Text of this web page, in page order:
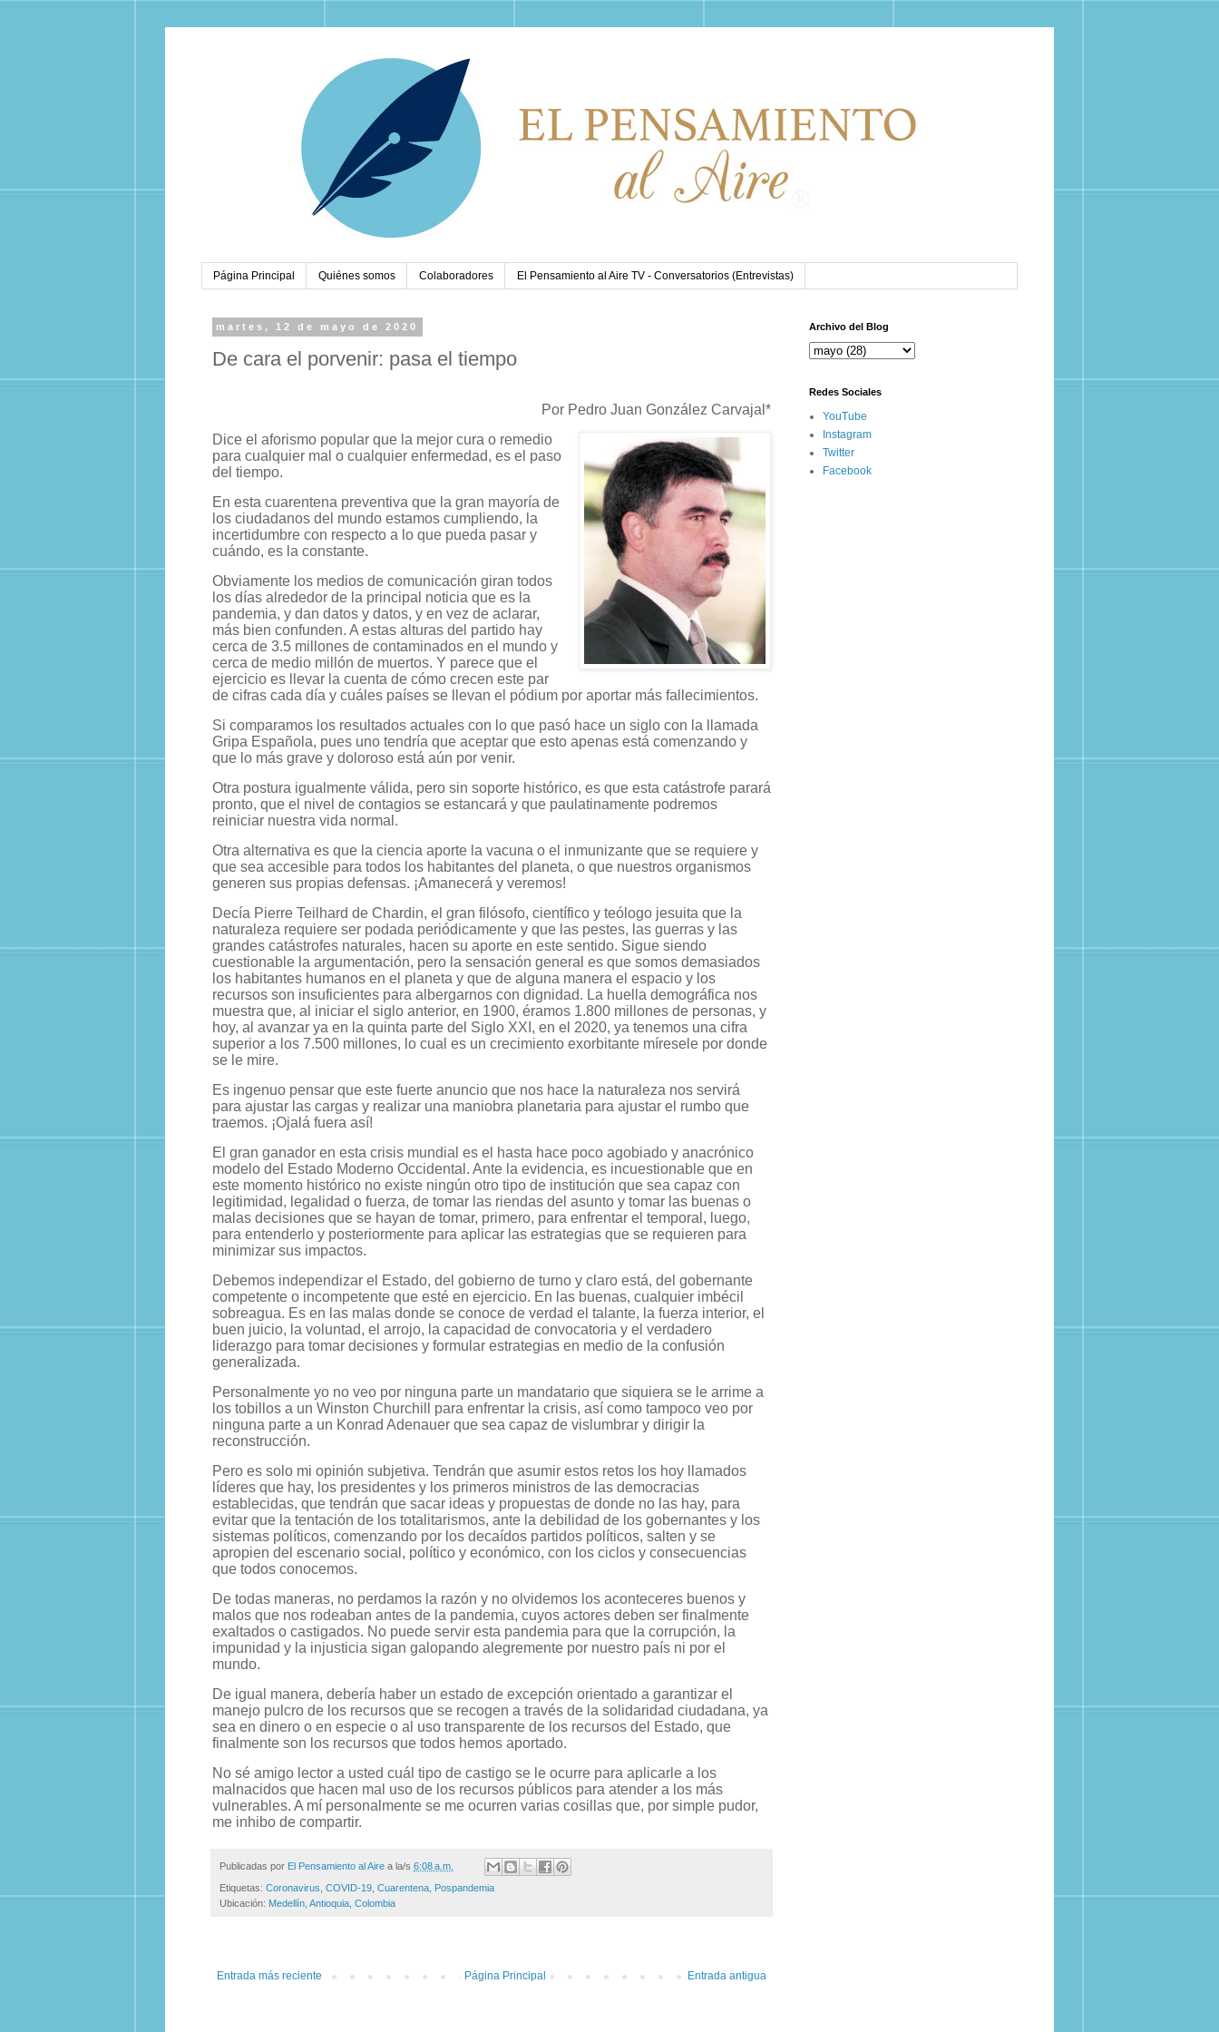
Página Principal Quiénes somos Colaboradores El Pensamiento al Aire TV - Conversatorios (Entrevistas)
martes, 12 de mayo de 2020
De cara el porvenir: pasa el tiempo
Por Pedro Juan González Carvajal*
Dice el aforismo popular que la mejor cura o remedio
para cualquier mal o cualquier enfermedad, es el paso
del tiempo.
En esta cuarentena preventiva que la gran mayoría de
los ciudadanos del mundo estamos cumpliendo, la
incertidumbre con respecto a lo que pueda pasar y
cuándo, es la constante.
Obviamente los medios de comunicación giran todos
los días alrededor de la principal noticia que es la
pandemia, y dan datos y datos, y en vez de aclarar,
más bien confunden. A estas alturas del partido hay
cerca de 3.5 millones de contaminados en el mundo y
cerca de medio millón de muertos. Y parece que el
ejercicio es llevar la cuenta de cómo crecen este par
de cifras cada día y cuáles países se llevan el pódium por aportar más fallecimientos.
Si comparamos los resultados actuales con lo que pasó hace un siglo con la llamada
Gripa Española, pues uno tendría que aceptar que esto apenas está comenzando y
que lo más grave y doloroso está aún por venir.
Otra postura igualmente válida, pero sin soporte histórico, es que esta catástrofe parará
pronto, que el nivel de contagios se estancará y que paulatinamente podremos
reiniciar nuestra vida normal.
Otra alternativa es que la ciencia aporte la vacuna o el inmunizante que se requiere y
que sea accesible para todos los habitantes del planeta, o que nuestros organismos
generen sus propias defensas. ¡Amanecerá y veremos!
Decía Pierre Teilhard de Chardin, el gran filósofo, científico y teólogo jesuita que la
naturaleza requiere ser podada periódicamente y que las pestes, las guerras y las
grandes catástrofes naturales, hacen su aporte en este sentido. Sigue siendo
cuestionable la argumentación, pero la sensación general es que somos demasiados
los habitantes humanos en el planeta y que de alguna manera el espacio y los
recursos son insuficientes para albergarnos con dignidad. La huella demográfica nos
muestra que, al iniciar el siglo anterior, en 1900, éramos 1.800 millones de personas, y
hoy, al avanzar ya en la quinta parte del Siglo XXI, en el 2020, ya tenemos una cifra
superior a los 7.500 millones, lo cual es un crecimiento exorbitante míresele por donde
se le mire.
Es ingenuo pensar que este fuerte anuncio que nos hace la naturaleza nos servirá
para ajustar las cargas y realizar una maniobra planetaria para ajustar el rumbo que
traemos. ¡Ojalá fuera así!
El gran ganador en esta crisis mundial es el hasta hace poco agobiado y anacrónico
modelo del Estado Moderno Occidental. Ante la evidencia, es incuestionable que en
este momento histórico no existe ningún otro tipo de institución que sea capaz con
legitimidad, legalidad o fuerza, de tomar las riendas del asunto y tomar las buenas o
malas decisiones que se hayan de tomar, primero, para enfrentar el temporal, luego,
para entenderlo y posteriormente para aplicar las estrategias que se requieren para
minimizar sus impactos.
Debemos independizar el Estado, del gobierno de turno y claro está, del gobernante
competente o incompetente que esté en ejercicio. En las buenas, cualquier imbécil
sobreagua. Es en las malas donde se conoce de verdad el talante, la fuerza interior, el
buen juicio, la voluntad, el arrojo, la capacidad de convocatoria y el verdadero
liderazgo para tomar decisiones y formular estrategias en medio de la confusión
generalizada.
Personalmente yo no veo por ninguna parte un mandatario que siquiera se le arrime a
los tobillos a un Winston Churchill para enfrentar la crisis, así como tampoco veo por
ninguna parte a un Konrad Adenauer que sea capaz de vislumbrar y dirigir la
reconstrucción.
Pero es solo mi opinión subjetiva. Tendrán que asumir estos retos los hoy llamados
líderes que hay, los presidentes y los primeros ministros de las democracias
establecidas, que tendrán que sacar ideas y propuestas de donde no las hay, para
evitar que la tentación de los totalitarismos, ante la debilidad de los gobernantes y los
sistemas políticos, comenzando por los decaídos partidos políticos, salten y se
apropien del escenario social, político y económico, con los ciclos y consecuencias
que todos conocemos.
De todas maneras, no perdamos la razón y no olvidemos los aconteceres buenos y
malos que nos rodeaban antes de la pandemia, cuyos actores deben ser finalmente
exaltados o castigados. No puede servir esta pandemia para que la corrupción, la
impunidad y la injusticia sigan galopando alegremente por nuestro país ni por el
mundo.
De igual manera, debería haber un estado de excepción orientado a garantizar el
manejo pulcro de los recursos que se recogen a través de la solidaridad ciudadana, ya
sea en dinero o en especie o al uso transparente de los recursos del Estado, que
finalmente son los recursos que todos hemos aportado.
No sé amigo lector a usted cuál tipo de castigo se le ocurre para aplicarle a los
malnacidos que hacen mal uso de los recursos públicos para atender a los más
vulnerables. A mí personalmente se me ocurren varias cosillas que, por simple pudor,
me inhibo de compartir.
Publicadas por El Pensamiento al Aire a la/s 6:08 a.m.
Etiquetas: Coronavirus, COVID-19, Cuarentena, Pospandemia
Ubicación: Medellín, Antioquia, Colombia
Entrada más reciente Entrada antigua
Página Principal
Archivo del Blog
Redes Sociales
YouTube
Instagram
Twitter
Facebook